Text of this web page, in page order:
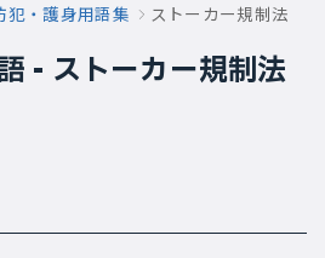
犯・護身用語集 ストーカー規制法
- ストーカー規制法